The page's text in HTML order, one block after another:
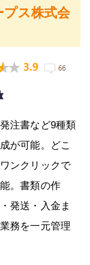
ス株式会
注書など9種類
が可能。どこ
ンクリックで
。書類の作
発送・入金ま
務を一元管理